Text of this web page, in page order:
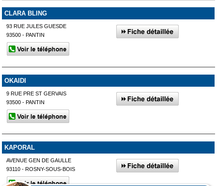
CLARA BLING
93 RUE JULES GUESDE
93500 - PANTIN
OKAIDI
9 RUE PRE ST GERVAIS
93500 - PANTIN
KAPORAL
AVENUE GEN DE GAULLE
93110 - ROSNY-SOUS-BOIS